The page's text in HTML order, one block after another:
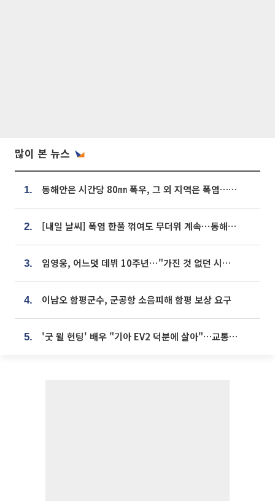
많이 본 뉴스
1. 동해안은 시간당 80㎜ 폭우, 그 외 지역은 폭염…‘극과 극 날씨’
2. [내일 날씨] 폭염 한풀 꺾여도 무더위 계속⋯동해안 이틀 연속 비
3. 임영웅, 어느덧 데뷔 10주년⋯"가진 것 없던 시절, 내 앞엔 20명의 팬뿐"
4. 이남오 함평군수, 군공항 소음피해 함평 보상 요구
5. '굿 윌 헌팅' 배우 "기아 EV2 덕분에 살아"…교통사고 후 안전성 극찬